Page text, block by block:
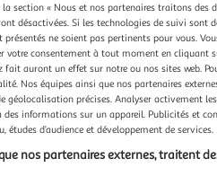
section « Nous et nos partenaires traitons des
désactivées. Si les technologies de suivi sont
présentés ne soient pas pertinents pour vous.
votre consentement à tout moment en cliquant
fait auront un effet sur notre ou nos sites web.
Nos équipes ainsi que nos partenaires
géolocalisation précises. Analyser activement
des informations sur un appareil. Publicités et
études d’audience et développement de services.
nos partenaires externes, traitent